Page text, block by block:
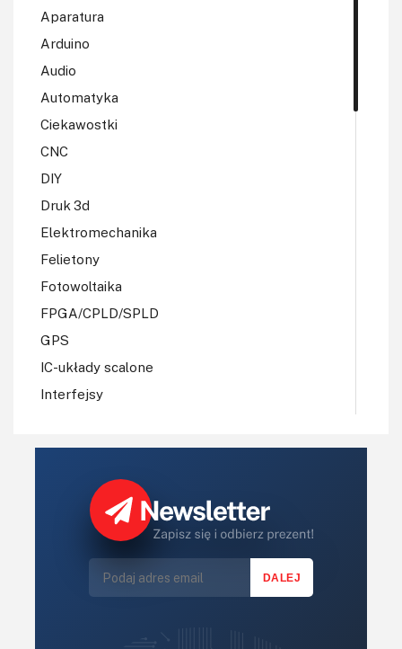
Aparatura
Arduino
Audio
Automatyka
Ciekawostki
CNC
DIY
Druk 3d
Elektromechanika
Felietony
Fotowoltaika
FPGA/CPLD/SPLD
GPS
IC-układy scalone
Interfejsy
Koła Naukowe
LED/LCD/OLED
Mechatronika